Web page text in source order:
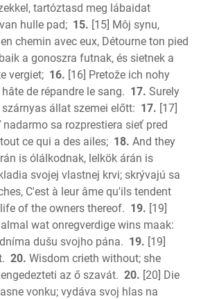
tartóztasd meg lábaidat
hulle pad; 15. [15] Môj synu,
chemin avec eux, Détourne ton pied
a gonoszra futnak, és sietnek a
vergiet; 16. [16] Pretože ich nohy
de répandre le sang. 17. Surely
állat szemei előtt: 17. [17]
nadarmo sa rozprestiera sieť pred
ce qui a des ailes; 18. And they
is ólálkodnak, lelkök árán is
svojej vlastnej krvi; skrývajú sa
C'est à leur âme qu'ils tendent
of the owners thereof. 19. [19]
wat onregverdige wins maak:
dušu svojho pána. 19. [19]
20. Wisdom crieth without; she
az ő szavát. 20. [20] Die
vonku; vydáva svoj hlas na